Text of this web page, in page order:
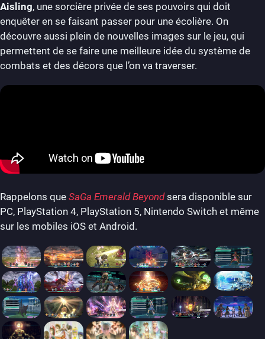
Aisling, une sorcière privée de ses pouvoirs qui doit
enquêter en se faisant passer pour une écolière. On
découvre aussi plein de nouvelles images sur le jeu, qui
permettent de se faire une meilleure idée du système de
combats et des décors que l’on va traverser.
Rappelons que SaGa Emerald Beyondsera disponible sur
PC, PlayStation 4, PlayStation 5, Nintendo Switch et même
sur les mobiles iOS et Android.